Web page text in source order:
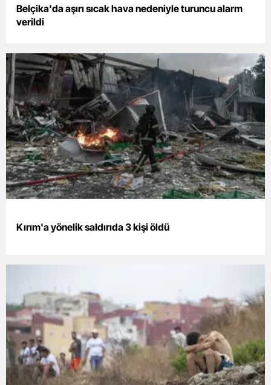
Eskişehir
Giresun
Gümüşhane
Hakkari
Hatay
Isparta
Mersin
Kayseri
Kırklareli
Kırşehir
Kocaeli
Belçika'da aşırı sıcak hava nedeniyle turuncu alarm
verildi
Kırım'a yönelik saldırıda 3 kişi öldü